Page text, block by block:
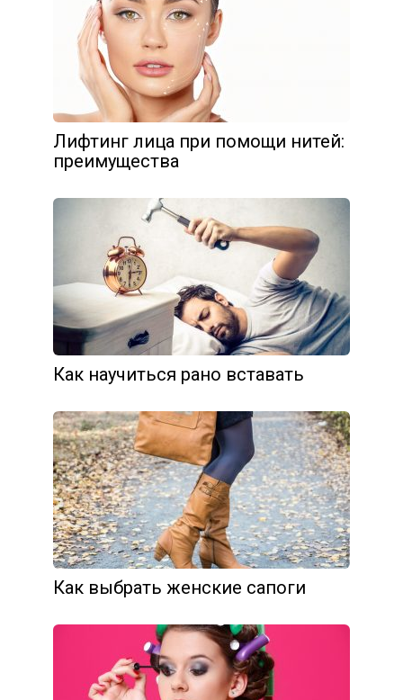
Лифтинг лица при помощи нитей:
преимущества
Как научиться рано вставать
Как выбрать женские сапоги